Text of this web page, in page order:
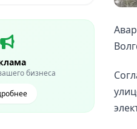
бизнеса